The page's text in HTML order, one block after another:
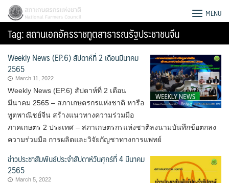
Skip
content
สภาเกษตรกรแห่งชาติ MENU
Tag:สถานเอกอัครราชทูตสาธารณรัฐประชาชนจีน
Weekly News (EP.6) สัปดาห์ที่ 2 เดือนมีนาคม
2565
March 11, 2022
Weekly News (EP.6) สัปดาห์ที่ 2 เดือน
มีนาคม 2565 – สภาเกษตรกรแห่งชาติ หารือ
ทูตพาณิชย์จีน สร้างแนวทางความร่วมมือ
ภาคเกษตร 2 ประเทศ – สภาเกษตรกรแห่งชาติลงนามบันทึกข้อตกลง
ความร่วมมือ การผลิตและวิจัยกัญชาทางการแพทย์
ข่าวประชาสัมพันธ์ประจำสัปดาห์วันศุกร์ที่ 4 มีนาคม
2565
March 5, 2022